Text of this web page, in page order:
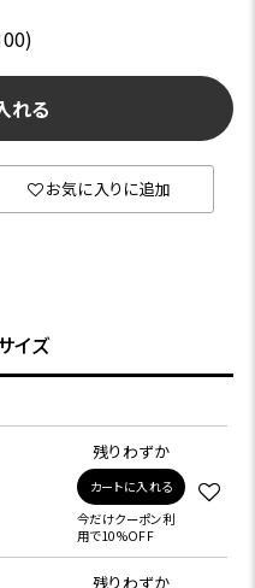
れる
お気に入りに追加
イズ
残りわずか
カートに入れる
今だけクーポン利
用で10%OFF
残りわずか